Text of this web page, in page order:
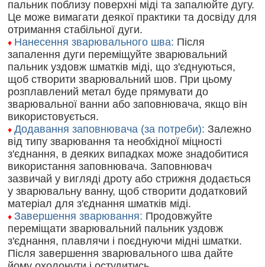
пальник поблизу поверхні міді та запалюйте дугу.
Це може вимагати деякої практики та досвіду для
отримання стабільної дуги.
♦ Нанесення зварювального шва: Після
запалення дуги переміщуйте зварювальний
пальник уздовж шматків міді, що з'єднуються,
щоб створити зварювальний шов. При цьому
розплавлений метал буде прямувати до
зварювальної ванни або заповнювача, якщо він
використовується.
♦ Додавання заповнювача (за потреби): Залежно
від типу зварювання та необхідної міцності
з'єднання, в деяких випадках може знадобитися
використання заповнювача. Заповнювач
зазвичай у вигляді дроту або стрижня додається
у зварювальну ванну, щоб створити додатковий
матеріал для з'єднання шматків міді.
♦ Завершення зварювання: Продовжуйте
переміщати зварювальний пальник уздовж
з'єднання, плавлячи і поєднуючи мідні шматки.
Після завершення зварювального шва дайте